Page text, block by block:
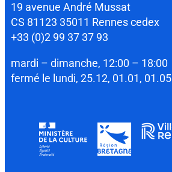
19 avenue André Mussat
CS 81123 35011 Rennes cedex
+33 (0)2 99 37 37 93
mardi – dimanche, 12:00 – 18:00
fermé le lundi, 25.12, 01.01, 01.05